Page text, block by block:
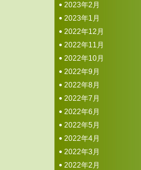
2023年2月
2023年1月
2022年12月
2022年11月
2022年10月
2022年9月
2022年8月
2022年7月
2022年6月
2022年5月
2022年4月
2022年3月
2022年2月